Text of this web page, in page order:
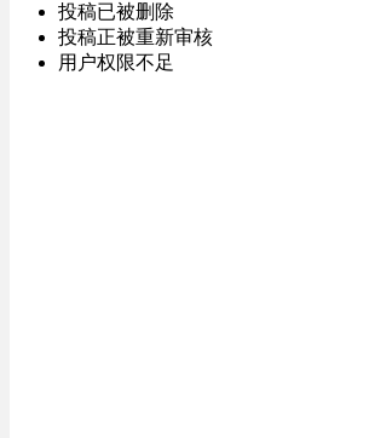
投稿已被删除
投稿正被重新审核
用户权限不足